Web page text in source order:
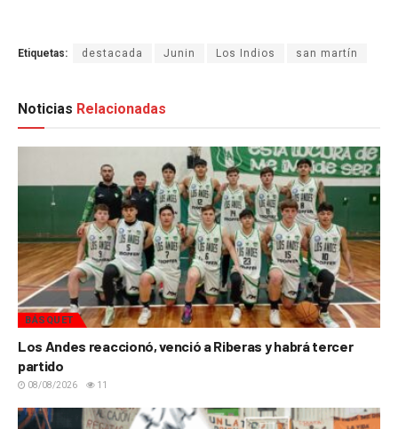
Etiquetas: destacada Junin Los Indios san martín
Noticias Relacionadas
BÁSQUET
Los Andes reaccionó, venció a Riberas y habrá tercer
partido
08/08/2026 11